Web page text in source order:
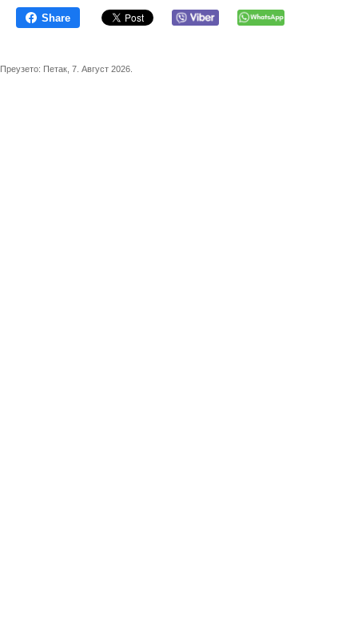
Share
Преузето: Петак, 7. Август 2026.